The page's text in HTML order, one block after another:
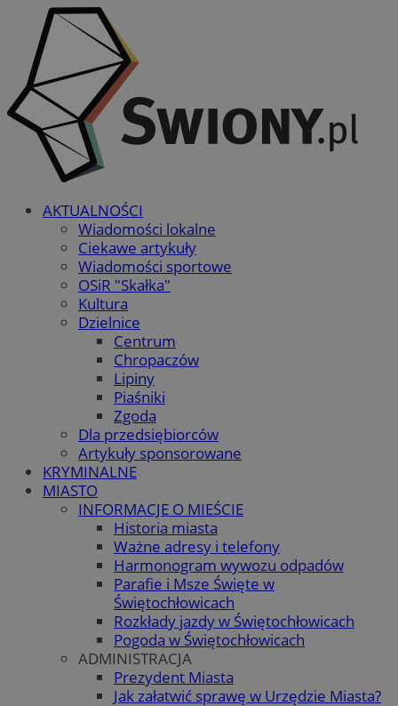
AKTUALNOŚCI
Wiadomości lokalne
Ciekawe artykuły
Wiadomości sportowe
OSiR "Skałka"
Kultura
Dzielnice
Centrum
Chropaczów
Lipiny
Piaśniki
Zgoda
Dla przedsiębiorców
Artykuły sponsorowane
KRYMINALNE
MIASTO
INFORMACJE O MIEŚCIE
Historia miasta
Ważne adresy i telefony
Harmonogram wywozu odpadów
Parafie i Msze Święte w
Świętochłowicach
Rozkłady jazdy w Świętochłowicach
Pogoda w Świętochłowicach
ADMINISTRACJA
Prezydent Miasta
Jak załatwić sprawę w Urzędzie Miasta?